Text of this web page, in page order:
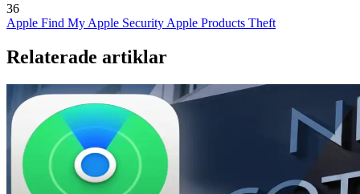
36
Apple Find My Apple Security Apple Products Theft
Relaterade artiklar